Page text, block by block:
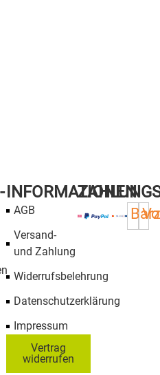
INFORMATIONEN
AGB
Versand-
und Zahlung
Widerrufsbelehrung
Datenschutzerklärung
Impressum
Vertrag
widerrufen